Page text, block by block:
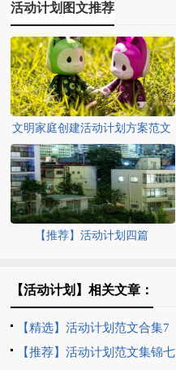
活动计划图文推荐
文明家庭创建活动计划方案范文
（通用9篇）
【推荐】活动计划四篇
【活动计划】相关文章：
【精选】活动计划范文合集7
篇 【推荐】活动计划范文集锦七